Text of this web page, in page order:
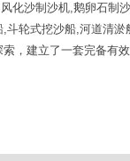
化沙制沙机,鹅卵石制
轮式挖沙船,河道清
，建立了一套完备有